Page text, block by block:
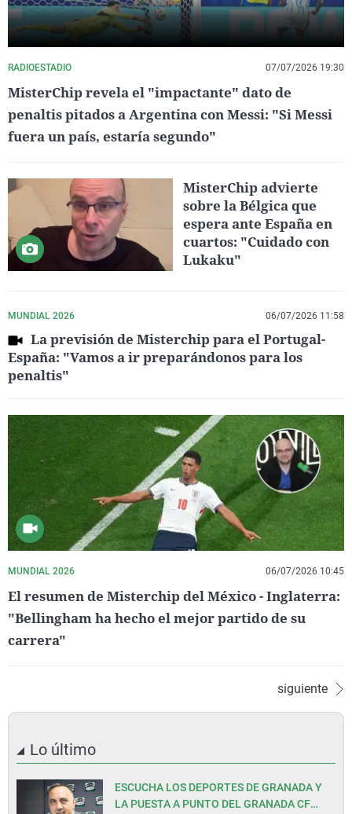
RADIOESTADIO 07/07/2026 19:30
MisterChip revela el "impactante" dato de
penaltis pitados a Argentina con Messi: "Si Messi
fuera un país, estaría segundo"
MisterChip advierte
sobre la Bélgica que
espera ante España en
cuartos: "Cuidado con
Lukaku"
MUNDIAL 2026 06/07/2026 11:58
La previsión de Misterchip para el Portugal-
España: "Vamos a ir preparándonos para los
penaltis"
MUNDIAL 2026 06/07/2026 10:45
El resumen de Misterchip del México - Inglaterra:
"Bellingham ha hecho el mejor partido de su
carrera"
siguiente
Lo último
ESCUCHA LOS DEPORTES DE GRANADA Y
LA PUESTA A PUNTO DEL GRANADA CF